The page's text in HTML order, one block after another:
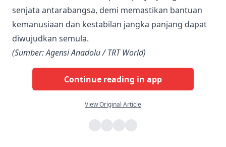
senjata antarabangsa, demi memastikan bantuan
kemanusiaan dan kestabilan jangka panjang dapat
diwujudkan semula.
(Sumber: Agensi Anadolu / TRT World)
Continue reading in app
View Original Article